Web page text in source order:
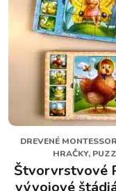
DREVENÉ
HRAČKY,
Štvorvrstvové